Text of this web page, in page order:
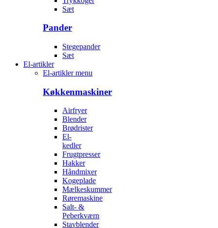
Sæt
Pander
Stegepander
Sæt
El-artikler
El-artikler menu
Køkkenmaskiner
Airfryer
Blender
Brødrister
El-
kedler
Frugtpresser
Hakker
Håndmixer
Kogeplade
Mælkeskummer
Røremaskine
Salt- &
Peberkværn
Stavblender